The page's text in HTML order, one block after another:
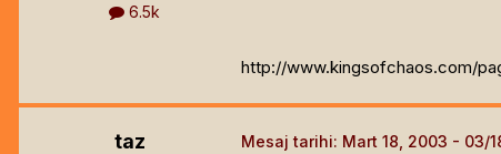
6.5k
http://www.kingsofchaos.com/
taz Mesaj tarihi: Mart 18, 2003